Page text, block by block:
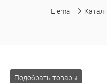
Elema Каталог
Подобрать товары